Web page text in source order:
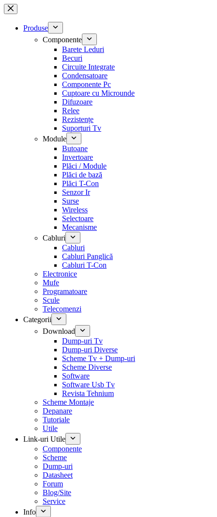
Sari
la
conținutProduse
Componente
Barete Leduri
Becuri
Circuite Integrate
Condensatoare
Componente Pc
Cuptoare cu Microunde
Difuzoare
Relee
Rezistențe
Suporturi Tv
Module
Butoane
Invertoare
Plăci / Module
Plăci de bază
Plăci T-Con
Senzor Ir
Surse
Wireless
Selectoare
Mecanisme
Cabluri
Cabluri
Cabluri Panglică
Cabluri T-Con
Electronice
Mufe
Programatoare
Scule
Telecomenzi
Categorii
Download
Dump-uri Tv
Dump-uri Diverse
Scheme Tv + Dump-uri
Scheme Diverse
Software
Software Usb Tv
Revista Tehnium
Scheme Montaje
Depanare
Tutoriale
Utile
Link-uri Utile
Componente
Scheme
Dump-uri
Datasheet
Forum
Blog/Site
Service
Info